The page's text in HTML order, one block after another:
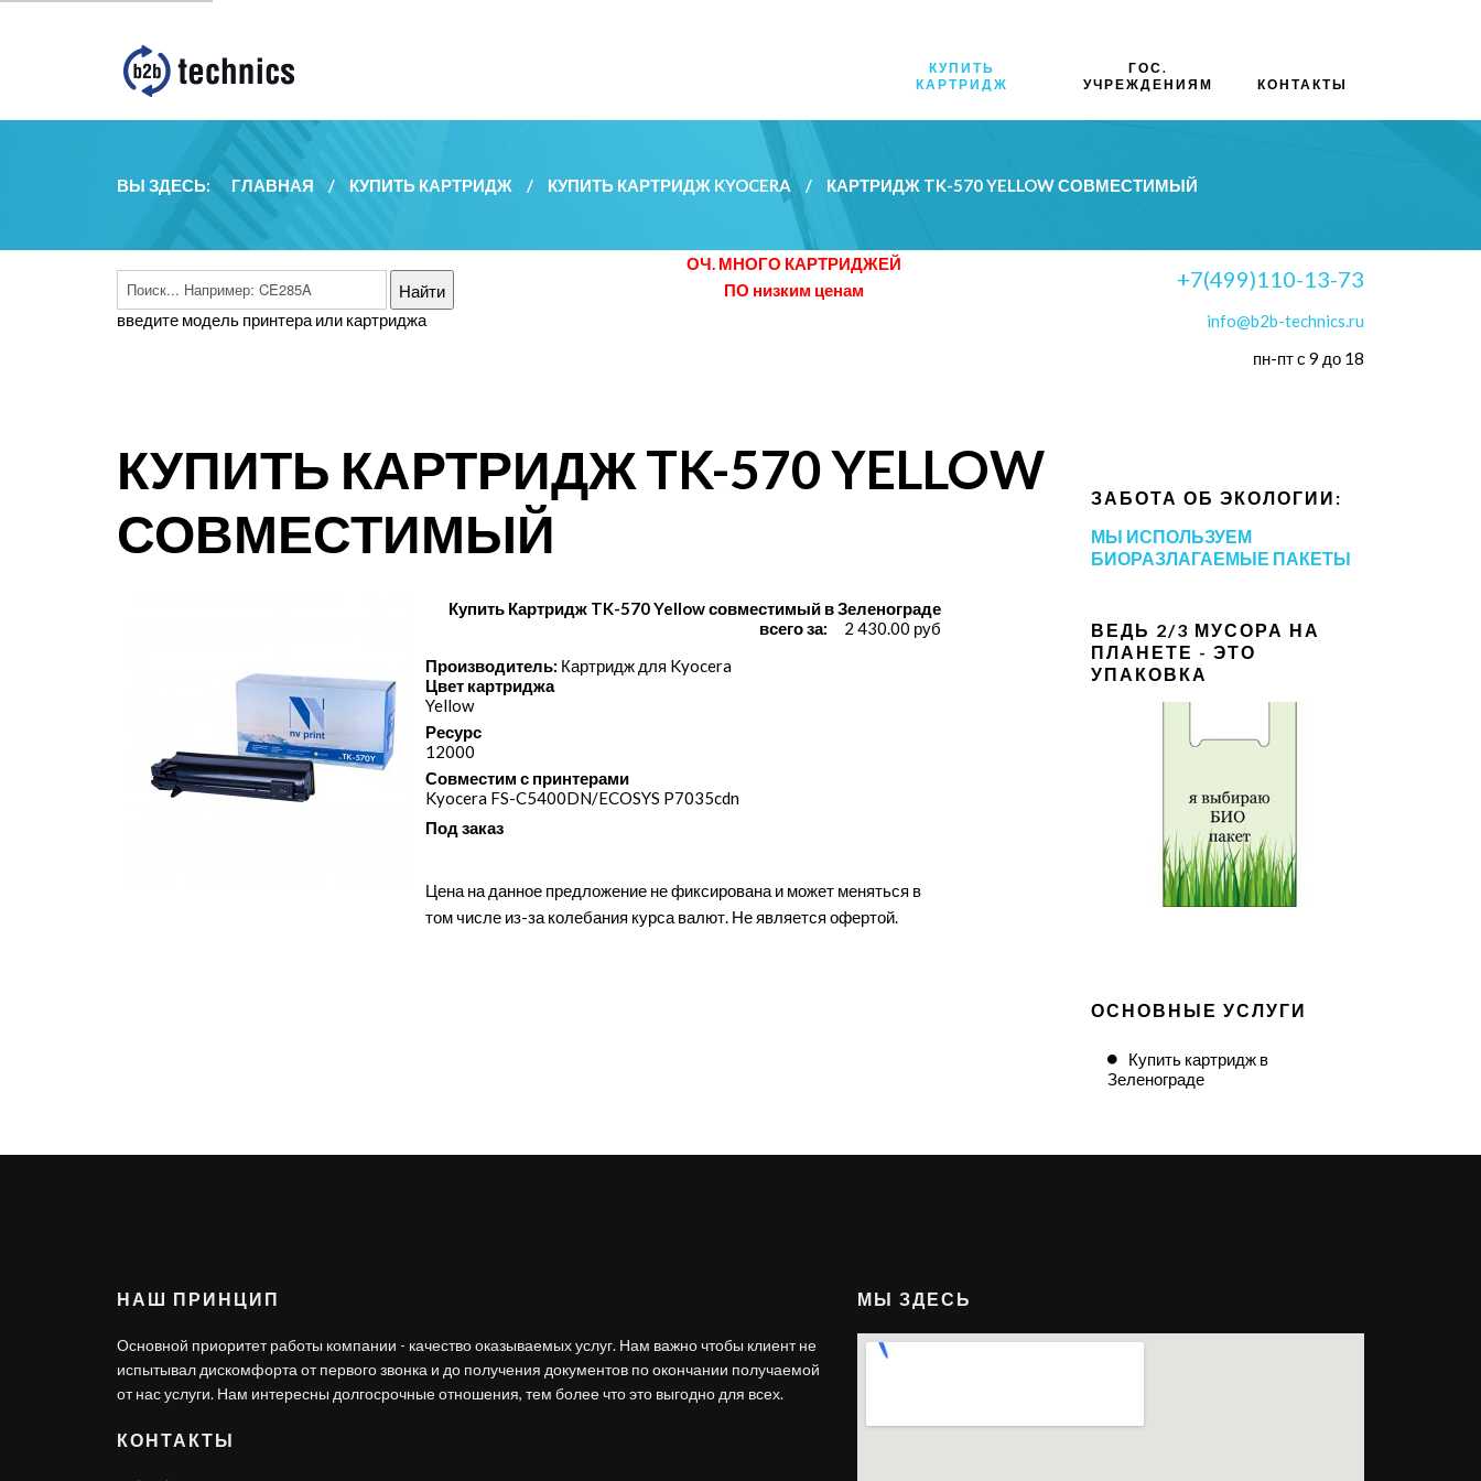
КУПИТЬ
КАРТРИДЖ
ГОС.
УЧРЕЖДЕНИЯМ
КОНТАКТЫ
ВЫ ЗДЕСЬ: ГЛАВНАЯ / КУПИТЬ КАРТРИДЖ / КУПИТЬ КАРТРИДЖ KYOCERA / КАРТРИДЖ TK-570 YELLOW СОВМЕСТИМЫЙ
введите модель принтера или картриджа
ОЧ. МНОГО КАРТРИДЖЕЙ
ПО низким ценам
+7(499)110-13-73
info@b2b-technics.ru
пн-пт с 9 до 18
КУПИТЬ КАРТРИДЖ TK-570 YELLOW
СОВМЕСТИМЫЙ
Купить Картридж TK-570 Yellow совместимый в Зеленограде
всего за:
2 430.00 руб
Производитель: Картридж для Kyocera
Цвет картриджа
Yellow
Ресурс
12000
Совместим с принтерами
Kyocera FS-C5400DN/​ECOSYS P7035cdn
Под заказ
Цена на данное предложение не фиксирована и может меняться в
том числе из-за колебания курса валют. Не является офертой.
ЗАБОТА ОБ ЭКОЛОГИИ:
МЫ ИСПОЛЬЗУЕМ
БИОРАЗЛАГАЕМЫЕ ПАКЕТЫ
ВЕДЬ 2/3 МУСОРА НА
ПЛАНЕТЕ - ЭТО
УПАКОВКА
ОСНОВНЫЕ УСЛУГИ
Купить картридж в
Зеленограде
НАШ ПРИНЦИП
Основной приоритет работы компании - качество оказываемых услуг. Нам важно чтобы клиент не
испытывал дискомфорта от первого звонка и до получения документов по окончании получаемой
от нас услуги. Нам интересны долгосрочные отношения, тем более что это выгодно для всех.
КОНТАКТЫ
МЫ ЗДЕСЬ